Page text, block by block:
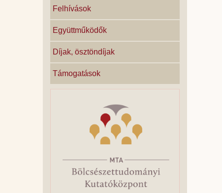
Felhívások
Együttműködők
Díjak, ösztöndíjak
Támogatások